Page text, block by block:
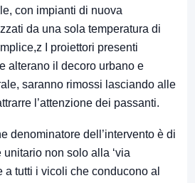
con impianti di nuova
da una sola temperatura di
I proiettori presenti
alterano il decoro urbano e
saranno rimossi lasciando alle
l’attenzione dei passanti.
denominatore dell’intervento è di
non solo alla ‘via
a tutti i vicoli che conducono al